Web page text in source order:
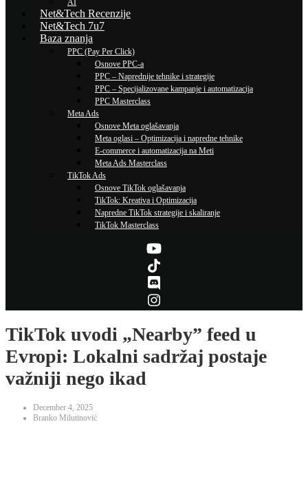
AI
Net&Tech Recenzije
Net&Tech 7u7
Baza znanja
PPC (Pay Per Click)
Osnove PPC-a
PPC – Naprednije tehnike i strategije
PPC – Specijalizovane kampanje i automatizacija
PPC Masterclass
Meta Ads
Osnove Meta oglašavanja
Meta oglasi – Optimizacija i napredne tehnike
E-commerce i automatizacija na Meti
Meta Ads Masterclass
TikTok Ads
Osnove TikTok oglašavanja
TikTok: Kreativa i Optimizacija
Napredne TikTok strategije i skaliranje
TikTok Masterclass
TikTok uvodi „Nearby” feed u
Evropi: Lokalni sadržaj postaje
važniji nego ikad
December 4, 2025
Branko Milutinović